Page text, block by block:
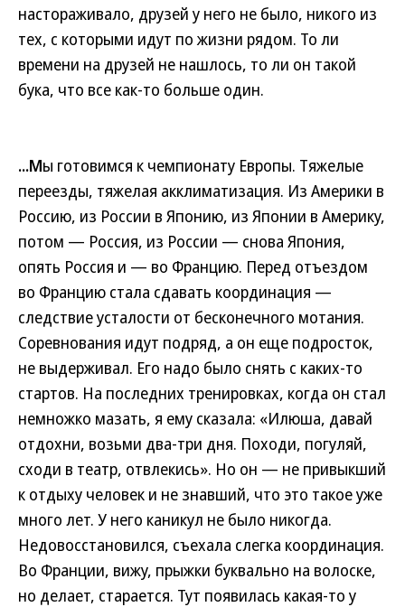
настораживало, друзей у него не было, никого из
тех, с которыми идут по жизни рядом. То ли
времени на друзей не нашлось, то ли он такой
бука, что все как-то больше один.
...Мы готовимся к чемпионату Европы. Тяжелые
переезды, тяжелая акклиматизация. Из Америки в
Россию, из России в Японию, из Японии в Америку,
потом — Россия, из России — снова Япония,
опять Россия и — во Францию. Перед отъездом
во Францию стала сдавать координация —
следствие усталости от бесконечного мотания.
Соревнования идут подряд, а он еще подросток,
не выдерживал. Его надо было снять с каких-то
стартов. На последних тренировках, когда он стал
немножко мазать, я ему сказала: «Илюша, давай
отдохни, возьми два-три дня. Походи, погуляй,
сходи в театр, отвлекись». Но он — не привыкший
к отдыху человек и не знавший, что это такое уже
много лет. У него каникул не было никогда.
Недовосстановился, съехала слегка координация.
Во Франции, вижу, прыжки буквально на волоске,
но делает, старается. Тут появилась какая-то у